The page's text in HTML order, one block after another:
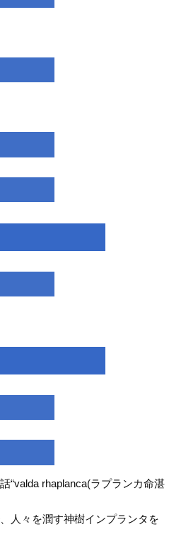
“valda rhaplanca(ラプランカ命湛
人々を潤す神樹インプランタを